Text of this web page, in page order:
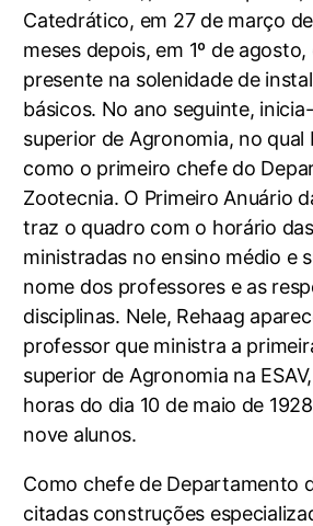
Catedrático, em 27 de março
meses depois, em 1º de
presente na solenidade de
básicos. No ano seguinte,
superior de Agronomia, no qual
como o primeiro chefe do
Zootecnia. O Primeiro Anuário
traz o quadro com o horário
ministradas no ensino médio e
nome dos professores e as
disciplinas. Nele, Rehaag
professor que ministra a
superior de Agronomia na
horas do dia 10 de maio de
nove alunos.
Como chefe de Departamento
citadas construções